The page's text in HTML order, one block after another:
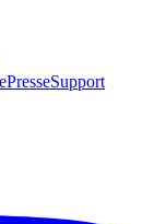
PresseSupport